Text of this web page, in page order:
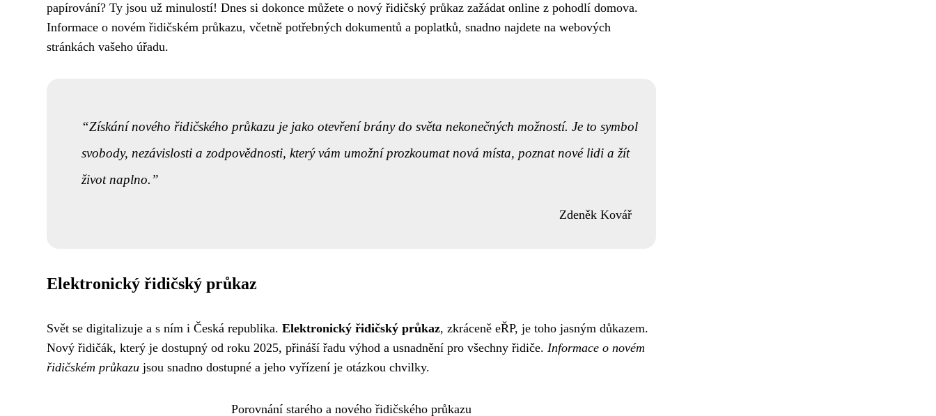
papírování? Ty jsou už minulostí! Dnes si dokonce můžete o nový řidičský průkaz zažádat online z pohodlí domova.
Informace o novém řidičském průkazu, včetně potřebných dokumentů a poplatků, snadno najdete na webových
stránkách vašeho úřadu.
Získání nového řidičského průkazu je jako otevření brány do světa nekonečných možností. Je to symbol
svobody, nezávislosti a zodpovědnosti, který vám umožní prozkoumat nová místa, poznat nové lidi a žít
život naplno.
Zdeněk Kovář
Elektronický řidičský průkaz
Svět se digitalizuje a s ním i Česká republika. Elektronický řidičský průkaz, zkráceně eŘP, je toho jasným důkazem.
Nový řidičák, který je dostupný od roku 2025, přináší řadu výhod a usnadnění pro všechny řidiče. Informace o novém
řidičském průkazu jsou snadno dostupné a jeho vyřízení je otázkou chvilky.
Porovnání starého a nového řidičského průkazu